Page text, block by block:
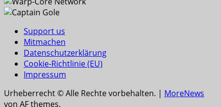
Support us
Mitmachen
Datenschutzerklärung
Cookie-Richtlinie (EU)
Impressum
Urheberrecht © Alle Rechte vorbehalten. | MoreNews
von AF themes.